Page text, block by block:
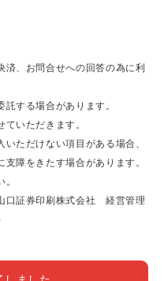
済、お問合せへの回答の為に利
する場合があります。
いただきます。
ただけない項目がある場合、
障をきたす場合があります。
口証券印刷株式会社 経営管理